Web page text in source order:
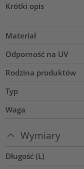
Krótki opis
Materiał
Odporność na UV
Rodzina produktów
Typ
Waga
Wymiary
Długość (L)